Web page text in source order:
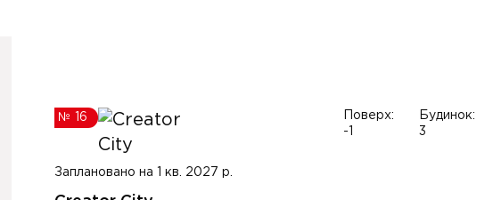
№ 16
Заплановано на 1 кв. 2027 р.
Поверх:
-1
Будинок:
3